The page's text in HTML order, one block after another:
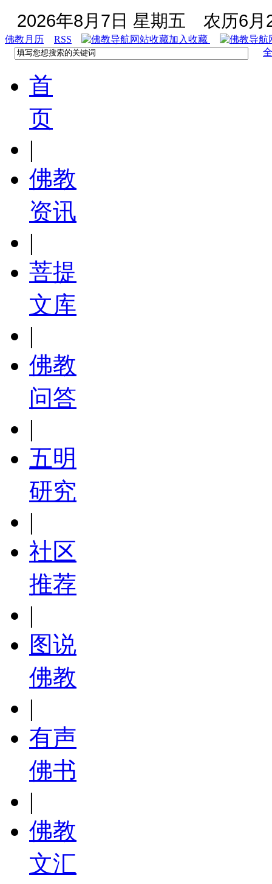
2026年8月7日 星期五 农历6月
佛教月历 RSS
加入收藏
首
页
|
佛教
资讯
|
菩提
文库
|
佛教
问答
|
五明
研究
|
社区
推荐
|
图说
佛教
|
有声
佛书
|
佛教
文汇